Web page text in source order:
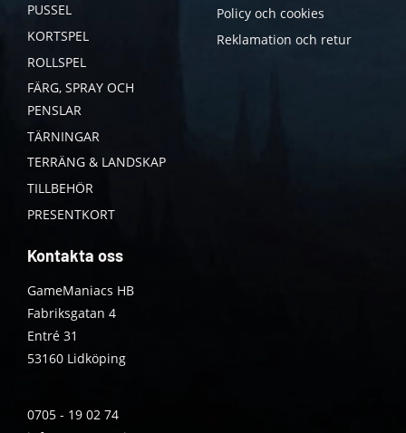
PUSSEL
KORTSPEL
ROLLSPEL
FÄRG, SPRAY OCH
PENSLAR
TÄRNINGAR
TERRÄNG & LANDSKAP
TILLBEHÖR
PRESENTKORT
Policy och cookies
Reklamation och retur
Kontakta oss
GameManiacs HB
Fabriksgatan 4
Entré 31
53160 Lidköping
0705 - 19 02 74